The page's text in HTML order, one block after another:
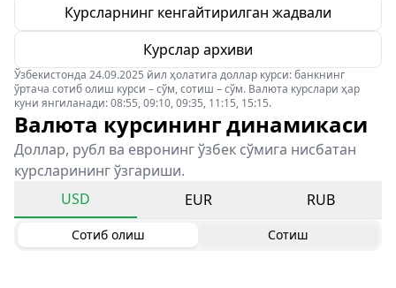
Курсларнинг кенгайтирилган жадвали
Курслар архиви
Ўзбекистонда 24.09.2025 йил ҳолатига доллар курси: банкнинг
ўртача сотиб олиш курси – сўм, сотиш – сўм. Валюта курслари ҳар
куни янгиланади: 08:55, 09:10, 09:35, 11:15, 15:15.
Валюта курсининг динамикаси
Доллар, рубл ва евронинг ўзбек сўмига нисбатан
курсларининг ўзгариши.
USD
EUR RUB
Сотиб олиш Сотиш